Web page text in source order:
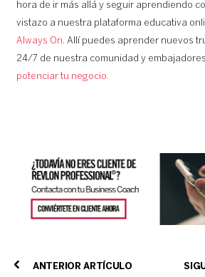
hora de ir más allá y seguir aprendiendo
vistazo a nuestra plataforma educativa
Always On. Allí puedes aprender nuevos
24/7 de nuestra comunidad y
potenciar tu negocio.
ANTERIOR ARTÍCULO